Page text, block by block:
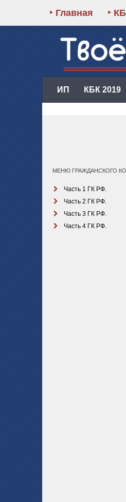
‣ Главная ‣
ИП КБК 2019
МЕНЮ ГРАЖДАНСКОГО
Часть 1 ГК РФ.
Часть 2 ГК РФ.
Часть 3 ГК РФ.
Часть 4 ГК РФ.